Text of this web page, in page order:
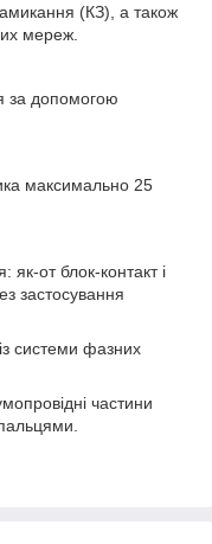
(КЗ), а також
мереж.
за допомогою
максимально 25
от блок-контакт і
застосування
системи фазних
частини